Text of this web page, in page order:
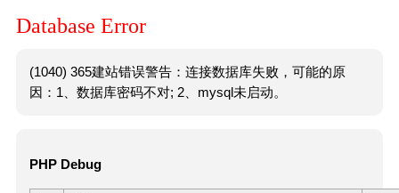
Database Error
(1040) 365建站错误警告：连接数据库失败，可能的原
因：1、数据库密码不对; 2、mysql未启动。
PHP Debug